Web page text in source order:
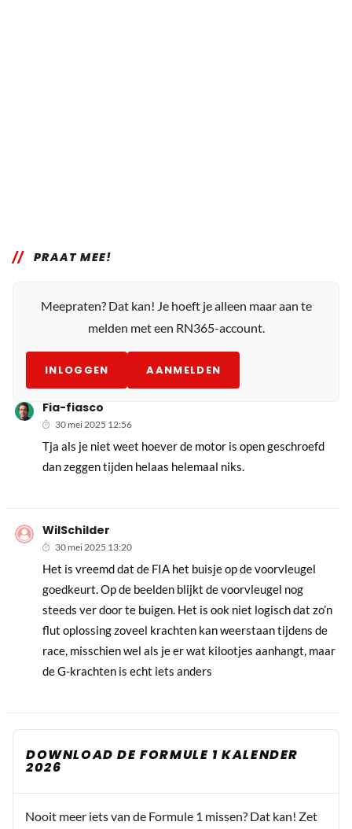
PRAAT MEE!
Meepraten? Dat kan! Je hoeft je alleen maar aan te
melden met een RN365-account.
INLOGGEN AANMELDEN
Fia-fiasco
30 mei 2025 12:56
Tja als je niet weet hoever de motor is open geschroefd
dan zeggen tijden helaas helemaal niks.
WilSchilder
30 mei 2025 13:20
Het is vreemd dat de FIA het buisje op de voorvleugel
goedkeurt. Op de beelden blijkt de voorvleugel nog
steeds ver door te buigen. Het is ook niet logisch dat zo’n
flut oplossing zoveel krachten kan weerstaan tijdens de
race, misschien wel als je er wat kilootjes aanhangt, maar
de G-krachten is echt iets anders
DOWNLOAD DE FORMULE 1 KALENDER
2026
Nooit meer iets van de Formule 1 missen? Dat kan! Zet